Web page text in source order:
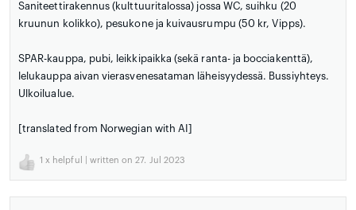
Saniteettirakennus (kulttuuritalossa) jossa WC, suihku (20
kruunun kolikko), pesukone ja kuivausrumpu (50 kr, Vipps).
SPAR-kauppa, pubi, leikkipaikka (sekä ranta- ja bocciakenttä),
lelukauppa aivan vierasvenesataman läheisyydessä. Bussiyhteys.
Ulkoilualue.
[translated from Norwegian with AI]
1 x helpful | written on 27. Jul 2023